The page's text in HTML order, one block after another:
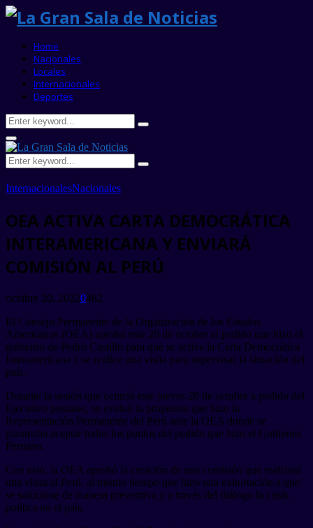
Home
Nacionales
Locales
Internacionales
Deportes
Search
for:
Search
Primary
Menu
Search
for:
Search
InternacionalesNacionales
OEA ACTIVA CARTA DEMOCRÁTICA
INTERAMERICANA Y ENVIARÁ
COMISIÓN AL PERÚ
octubre 20, 20220482
El Consejo Permanente de la Organización de los Estados
Americanos (OEA) aprobó este 20 de octubre el pedido que hizo el
gobierno de Pedro Castillo para que se active la Carta Democrática
Interamericana y se realice una visita para supervisar la situación del
país.
Durante la sesión que ocurrió este jueves 20 de octubre a pedido del
Ejecutivo peruano, se evaluó la propuesta que hizo la
Representación Permanente del Perú ante la OEA donde se
planteaba aceptar todos los puntos del pedido que hizo el Gobierno
Peruano.
Con esto, la OEA aprobó la creación de una comisión que realizará
una visita al Perú, al mismo tiempo que hizo una exhortación a que
se solucione de manera preventiva y a través del diálogo la crisis
política en el país.